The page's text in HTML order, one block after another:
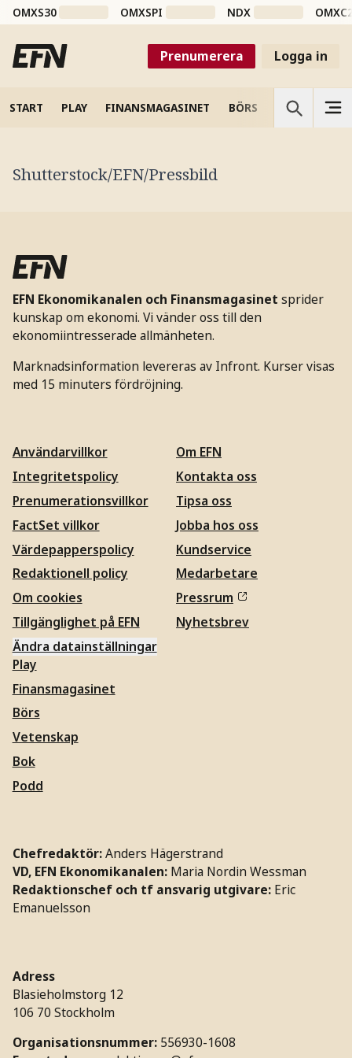
OMXS30 OMXSPI NDX
Prenumerera Logga in
START PLAY FINANSMAGASINET BÖRS VETENSKAP
Shutterstock/EFN/Pressbild
EFN Ekonomikanalen och Finansmagasinet sprider
kunskap om ekonomi. Vi vänder oss till den
ekonomiintresserade allmänheten.
Marknadsinformation levereras av Infront. Kurser visas
med 15 minuters fördröjning.
Användarvillkor
Integritetspolicy
Prenumerationsvillkor
FactSet villkor
Värdepapperspolicy
Redaktionell policy
Om cookies
Tillgänglighet på EFN
Ändra datainställningar
Om EFN
Kontakta oss
Tipsa oss
Jobba hos oss
Kundservice
Medarbetare
Pressrum
Nyhetsbrev
Play
Finansmagasinet
Börs
Vetenskap
Bok
Podd
Chefredaktör:Anders Hägerstrand
VD, EFN Ekonomikanalen: Maria Nordin Wessman
Redaktionschef och tf ansvarig utgivare: Eric
Emanuelsson
Adress
Blasieholmstorg 12
106 70 Stockholm
Organisationsnummer: 556930-1608